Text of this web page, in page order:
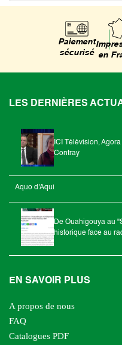
Paiement
sécurisé en
LES DERNIÈRES
ICI Télévision,
Contray
Aquo d'Aqui
De Ouahigouya au
historique face au
EN SAVOIR PLUS
A propos de nous
FAQ
Catalogues PDF